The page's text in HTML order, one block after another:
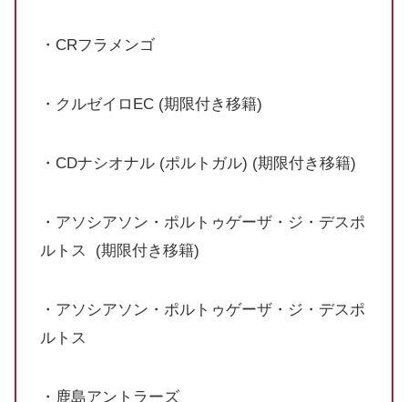
・CRフラメンゴ
・クルゼイロEC (期限付き移籍)
・CDナシオナル (ポルトガル) (期限付き移籍)
・アソシアソン・ポルトゥゲーザ・ジ・デスポ
ルトス (期限付き移籍)
・アソシアソン・ポルトゥゲーザ・ジ・デスポ
ルトス
・鹿島アントラーズ